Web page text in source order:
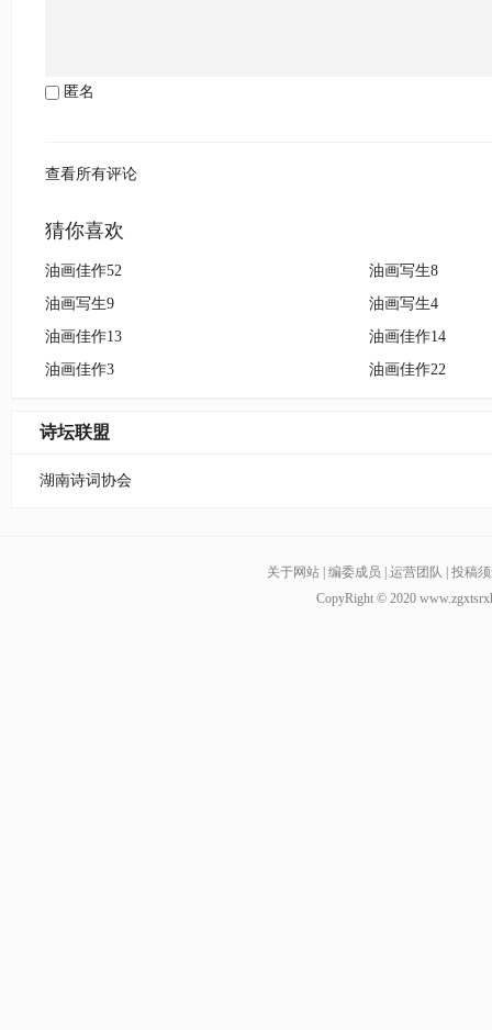
匿名
查看所有评论
猜你喜欢
油画佳作52
油画写生8
油画写生9
油画写生4
油画佳作13
油画佳作14
油画佳作3
油画佳作22
诗坛联盟
湖南诗词协会
关于网站 编委成员 运营团队
投稿
CopyRight © 2020